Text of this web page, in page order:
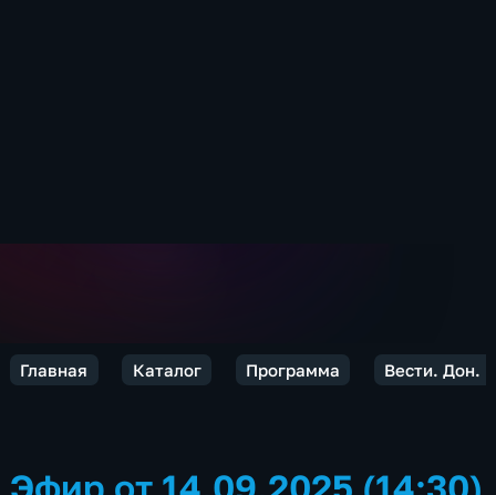
Главная Каталог Программа Вести. Дон.